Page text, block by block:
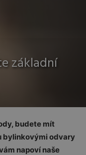
základní
budete mít
bylinkovými odvary
napoví naše